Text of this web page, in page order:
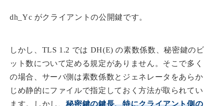
dh_Yc がクライアントの公開鍵です。
しかし、TLS 1.2 では DH(E) の素数係数、秘密鍵のビ
ット数について定める規定がありません。そこで多く
の場合、サーバ側は素数係数とジェネレータをあらか
じめ静的にファイルで指定しておく方法が取られてい
ます。しかし、秘密鍵の鍵長、特にクライアント側の